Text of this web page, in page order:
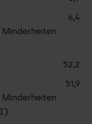
6,4
52,2
51,9